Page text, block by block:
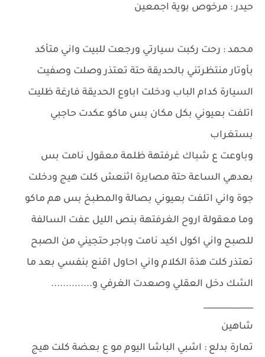
حيدر : مرخوص بوية اجمعين
محمد : رحت ركبت سيارتي ورجعت للبيت واني متأكد
بأوتار منتظرتني بالحديقة حتة تعتذر وصلت وصفيت
السيارة كدام الباب ودخلت اباوع الحديقة فارغة ظليت
اتلفت بعيوني بكل مكان بس ماكو عكدت حاجبي
بستغراب
وباوعت ع شباك غرفتهة ظلمة معقول نامت بس
بعدهي الساعة حتة مصايرة اثنعش كلت هيج ودخلت
جوة واني اتلفت بعيوني بصالة والمطبخ بس هم ماكو
وما معقولة اروح الغرفتهة بنص الليل عفت السالفة
للصبح واني اكول اكيد نامت وباجر حتجيني من الصبح
تعتذر كلت هذة الكلام واني احاول اقنع بنفسي بعد ما
الشك دخل العقلي وصعدت الغرفي و..............
____________
شاهين
تمارة بدلع : اشبي الباشا اليوم مو ع بعضة كلت هيج